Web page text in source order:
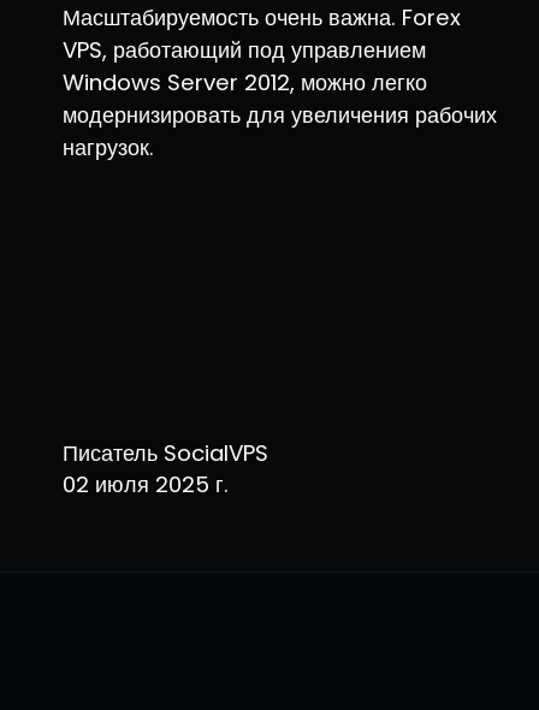
Писатель SocialVPS
02 июля 2025 г.
Масштабируемость очень важна. Forex
VPS, работающий под управлением
Windows Server 2012, можно легко
модернизировать для увеличения рабочих
нагрузок.